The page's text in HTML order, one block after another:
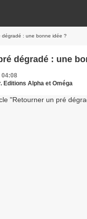
dégradé : une bonne idée ?
dégradé : une
04:08
Editions Alpha et Oméga